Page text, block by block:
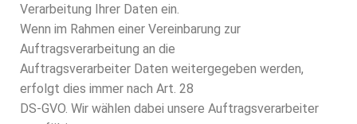
Verarbeitung Ihrer Daten ein.
Wenn im Rahmen einer Vereinbarung zur
Auftragsverarbeitung an die
Auftragsverarbeiter Daten weitergegeben werden,
erfolgt dies immer nach Art. 28
DS-GVO. Wir wählen dabei unsere Auftragsverarbeiter